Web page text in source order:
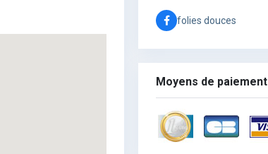
folies douces
Moyens de paiement